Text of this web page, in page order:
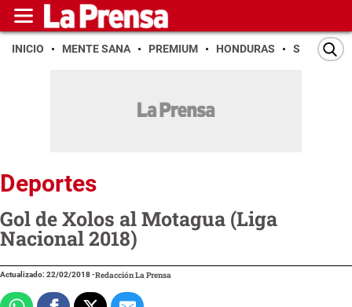
INICIO MENTE SANA PREMIUM HONDURAS SAN PEDRO
Deportes
Gol de Xolos al Motagua (Liga
Nacional 2018)
Actualizado: 22/02/2018-Redacción La Prensa